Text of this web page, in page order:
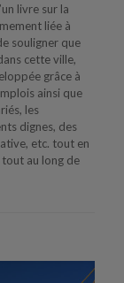
livre sur la
liée à
souligner que
cette ville,
grâce à
ainsi que
les
dignes, des
etc. tout en
au long de